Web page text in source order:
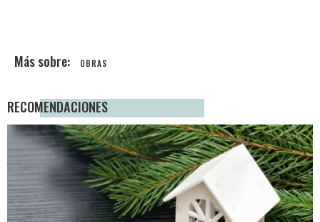
OBRAS
RECOMENDACIONES